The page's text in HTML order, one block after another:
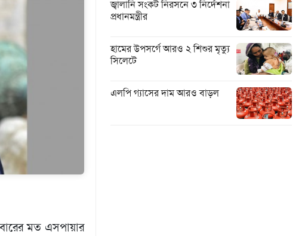
মত এসপায়ার
জ্বালানি সংকট নিরসনে ৩ নির্দেশনা
প্রধানমন্ত্রীর
হামের উপসর্গে আরও ২ শিশুর মৃত্যু
সিলেটে
এলপি গ্যাসের দাম আরও বাড়ল